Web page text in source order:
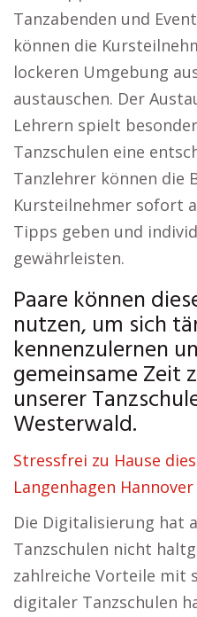
Tanzabenden und
können die
lockeren Umgebung
austauschen. Der
Lehrern spielt
Tanzschulen eine
Tanzlehrer können die
Kursteilnehmer sofort
Tipps geben und
gewährleisten.
Paare können
nutzen, um sich
kennenzulernen
gemeinsame Zeit
unserer
Westerwald.
Stressfrei zu Hause
Langenhagen
Die Digitalisierung hat
Tanzschulen nicht
zahlreiche Vorteile mit
digitaler Tanzschulen